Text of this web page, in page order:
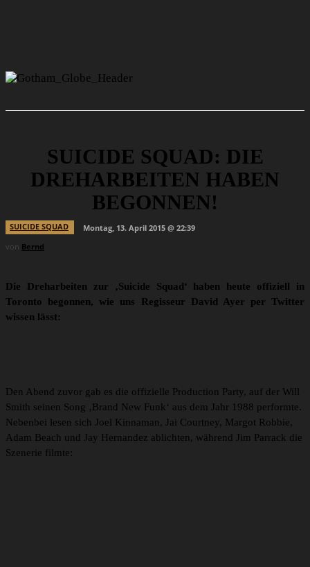
SUICIDE SQUAD: DIE
DREHARBEITEN HABEN
BEGONNEN!
SUICIDE SQUAD
Montag, 13. April 2015 @ 22:39
von Bernd
Die Dreharbeiten zur ‚Suicide Squad‘ haben heute offiziell in
Toronto begonnen, wie uns Regisseur David Ayer per Twitter
wissen lässt:
Den Abend zuvor gab es die offizielle Production Party, auf der Will
Smith seinen Song ‚Brand New Funk‘ aus dem Jahr 1988 performte.
Nebenbei lesen sich Joel Kinnaman, Jai Courtney, Margot Robbie,
Adam Beach und Jay Hernandez ablichten, während Jim Parrack die
Szenerie filmte: